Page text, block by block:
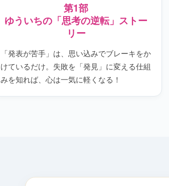
第1部
ゆういちの「思考の逆転」ストー
リー
「発表が苦手」は、思い込みでブレーキをか
けているだけ。失敗を「発見」に変える仕組
みを知れば、心は一気に軽くなる！